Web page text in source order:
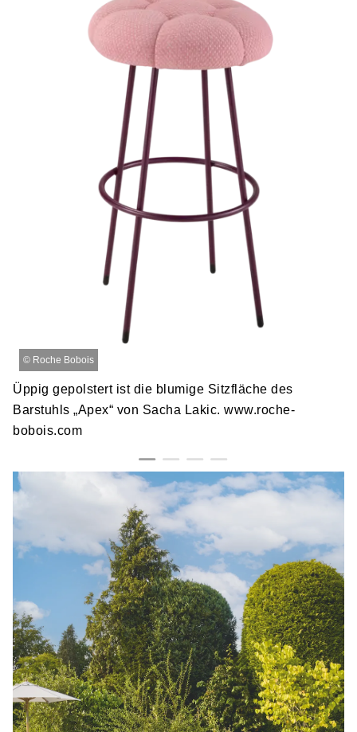
© Roche Bobois
Üppig gepolstert ist die blumige Sitzfläche des
Barstuhls „Apex“ von Sacha Lakic. www.roche-
bobois.com